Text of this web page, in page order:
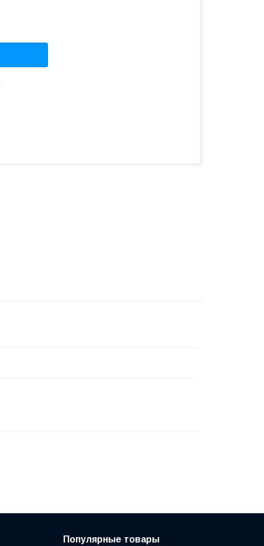
Популярные товары